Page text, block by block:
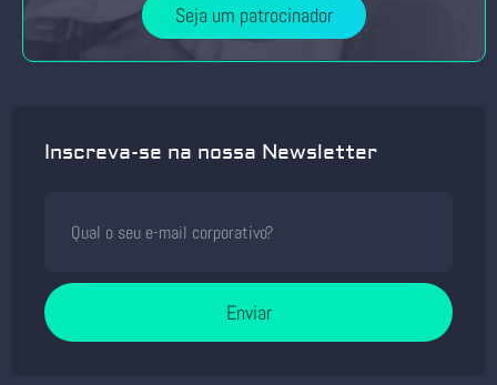
Seja um patrocinador
Inscreva-se na nossa Newsletter
Enviar